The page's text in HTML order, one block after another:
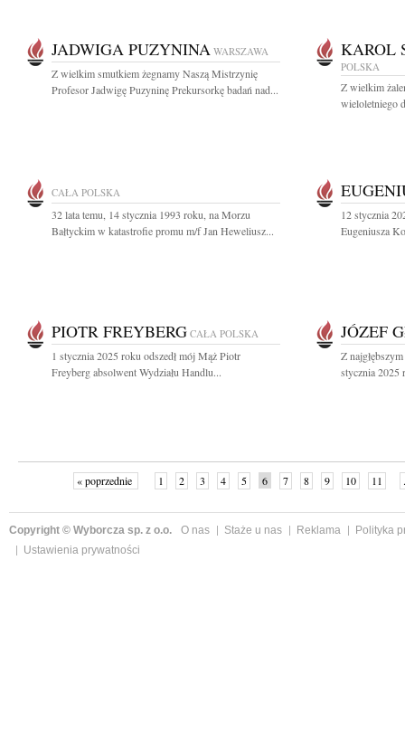
JADWIGA PUZYNINA WARSZAWA
Z wielkim smutkiem żegnamy Naszą Mistrzynię
Profesor Jadwigę Puzyninę Prekursorkę badań nad...
KAROL
POLSKA
Z wielkim
wieloletniego
CAŁA POLSKA
32 lata temu, 14 stycznia 1993 roku, na Morzu
Bałtyckim w katastrofie promu m/f Jan Heweliusz...
12 stycznia
Eugeniusza
PIOTR FREYBERG CAŁA POLSKA
1 stycznia 2025 roku odszedł mój Mąż Piotr
Freyberg absolwent Wydziału Handlu...
JÓZEF
Z
stycznia 2025
« poprzednie 1 2 3 4 5 6 7 8 9 10 11
Copyright © Wyborcza sp. z o.o. O nas Staże u nas Reklama
Polityka
Ustawienia prywatności